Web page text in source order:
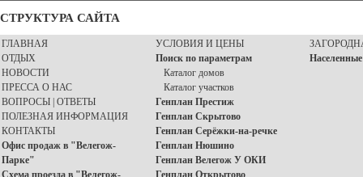
СТРУКТУРА САЙТА
ГЛАВНАЯ
ОТДЫХ
НОВОСТИ
ПРЕССА О НАС
ВОПРОСЫ | ОТВЕТЫ
ПОЛЕЗНАЯ ИНФОРМАЦИЯ
КОНТАКТЫ
Офис продаж в "Велегож-
Парке"
Схема проезда в "Велегож-
УСЛОВИЯ И ЦЕНЫ
Поиск по параметрам
Каталог домов
Каталог участков
Генплан Престиж
Генплан Скрытово
Генплан Серёжки-на-речке
Генплан Нюшино
Генплан Велегож У ОКИ
Генплан Открытово